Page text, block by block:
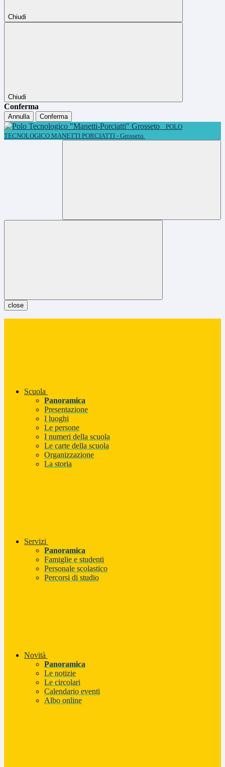
Chiudi
Chiudi
Conferma
Annulla
Conferma
POLO
TECNOLOGICO MANETTI PORCIATTI - Grosseto
close
Scuola
Panoramica
Presentazione
I luoghi
Le persone
I numeri della scuola
Le carte della scuola
Organizzazione
La storia
Servizi
Panoramica
Famiglie e studenti
Personale scolastico
Percorsi di studio
Novità
Panoramica
Le notizie
Le circolari
Calendario eventi
Albo online